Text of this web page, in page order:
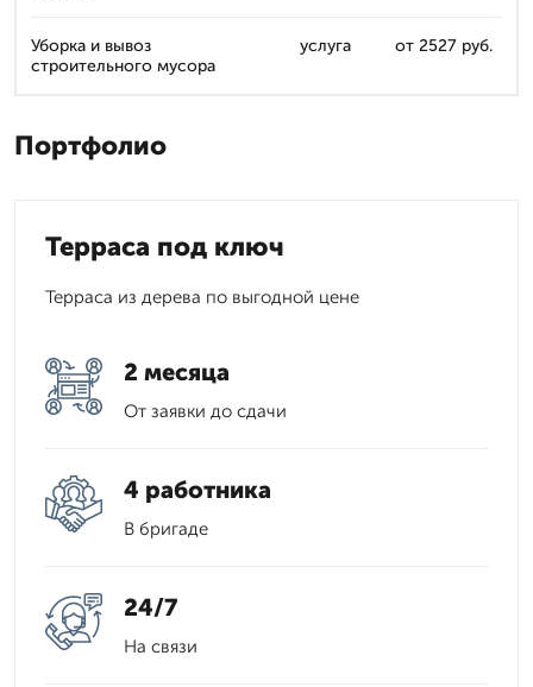
Уборка и вывоз
строительного мусора
услуга от 2527 руб.
Портфолио
Терраса под ключ
Терраса из дерева по выгодной цене
2 месяца
От заявки до сдачи
4 работника
В бригаде
24/7
На связи